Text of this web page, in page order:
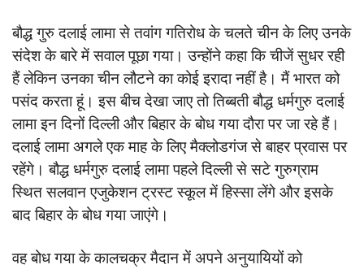
बौद्ध गुरु दलाई लामा से तवांग गत‍िरोध के चलते चीन के ल‍िए उनके
संदेश के बारे में सवाल पूछा गया। उन्‍होंने कहा क‍ि चीजें सुधर रही
हैं लेकिन उनका चीन लौटने का कोई इरादा नहीं है। मैं भारत को
पसंद करता हूं। इस बीच देखा जाए तो तिब्बती बौद्ध धर्मगुरु दलाई
लामा इन द‍िनों दिल्ली और बिहार के बोध गया दौरा पर जा रहे हैं।
दलाई लामा अगले एक माह के लिए मैक्लोडगंज से बाहर प्रवास पर
रहेंगे। बौद्ध धर्मगुरु दलाई लामा पहले दिल्ली से सटे गुरुग्राम
स्‍थ‍ित सलवान एजुकेशन ट्रस्ट स्कूल में हिस्सा लेंगे और इसके
बाद बिहार के बोध गया जाएंगे।
वह बोध गया के कालचक्र मैदान में अपने अनुयायियों को